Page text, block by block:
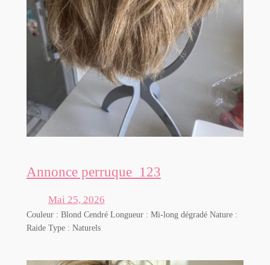
Annonce perruque_123
Mai 25, 2026
Couleur : Blond Cendré Longueur : Mi-long dégradé Nature :
Raide Type : Naturels